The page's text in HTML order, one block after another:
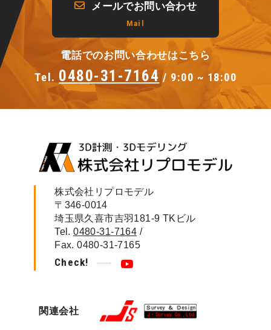
メールでお問い合わせ
Mail
電話でのお問い合わせはこちら
Tel. 0480-31-7164 / 9:00 ~ 18:00
株式会社リプロモデル
〒346-0014
埼玉県久喜市吉羽181-9 TKビル
Tel.0480-31-7164 /
Fax. 0480-31-7165
Check!
関連会社